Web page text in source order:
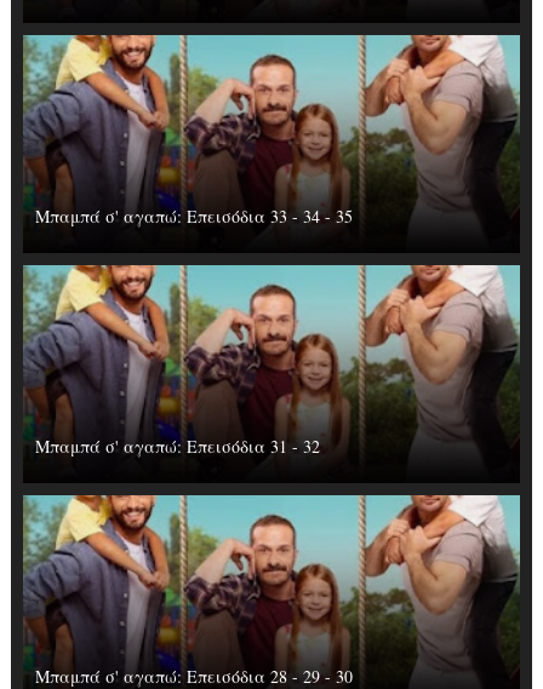
Μπαμπά σ' αγαπώ: Επεισόδια 33 - 34 - 35
Μπαμπά σ' αγαπώ: Επεισόδια 31 - 32
Μπαμπά σ' αγαπώ: Επεισόδια 28 - 29 - 30